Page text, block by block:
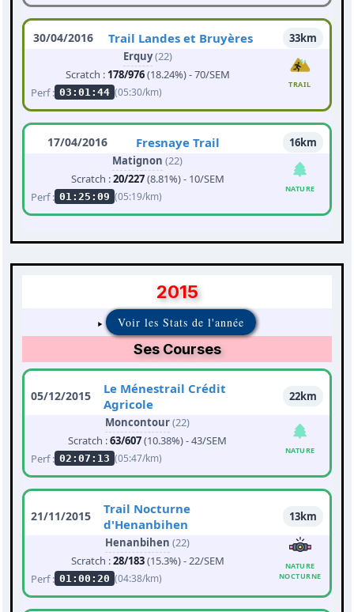
30/04/2016 Trail Landes et Bruyères
33km
Erquy(22)
Scratch : 178/976(18.24%) - 70/SEM
Perf : 03:01:44 (05:30/km)
TRAIL
17/04/2016 Fresnaye Trail
16km
Matignon (22)
Scratch :20/227(8.81%) - 10/SEM
Perf : 01:25:09 (05:19/km)
NATURE
2015
Voir les Stats de l'année
Ses Courses
05/12/2015
Le Ménestrail Crédit
Agricole
22km
Moncontour(22)
Scratch :63/607(10.38%) - 43/SEM
Perf : 02:07:13 (05:47/km)
NATURE
21/11/2015
Trail Nocturne
d'Henanbihen
13km
Henanbihen (22)
Scratch :28/183(15.3%) - 22/SEM
Perf : 01:00:20 (04:38/km)
NATURE
NOCTURNE